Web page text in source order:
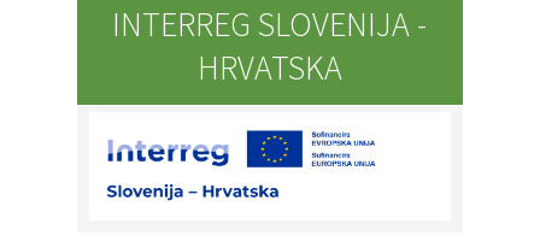
INTERREG SLOVENIJA -
HRVATSKA